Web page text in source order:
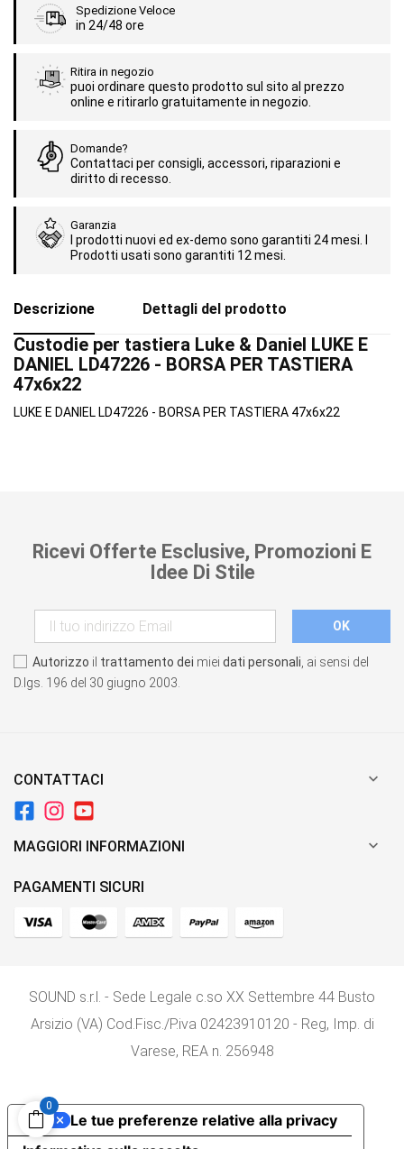
Spedizione Veloce
in 24/48 ore
Ritira in negozio
puoi ordinare questo prodotto sul sito al prezzo
online e ritirarlo gratuitamente in negozio.
Domande?
Contattaci per consigli, accessori, riparazioni e
diritto di recesso.
Garanzia
I prodotti nuovi ed ex-demo sono garantiti 24 mesi. I
Prodotti usati sono garantiti 12 mesi.
Descrizione Dettagli del prodotto
Custodie per tastiera Luke & Daniel LUKE E
DANIEL LD47226 - BORSA PER TASTIERA
47x6x22
LUKE E DANIEL LD47226 - BORSA PER TASTIERA 47x6x22
Ricevi Offerte Esclusive, Promozioni E
Idee Di Stile
Autorizzo il trattamento dei miei dati personali, ai sensi del
D.lgs. 196 del 30 giugno 2003.
CONTATTACI 
MAGGIORI INFORMAZIONI 
PAGAMENTI SICURI
SOUND s.r.l. - Sede Legale c.so XX Settembre 44 Busto
Arsizio (VA) Cod.Fisc./P.iva 02423910120 - Reg, Imp. di
Varese, REA n. 256948
0
Le tue preferenze relative alla privacy